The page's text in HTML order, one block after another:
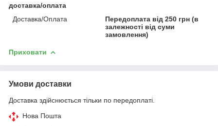
доставка/оплата
Доставка/Оплата
Передоплата від 250 грн (в
залежності від суми
замовлення)
Приховати
Умови доставки
Доставка здійснюється тільки по передоплаті.
Нова Пошта